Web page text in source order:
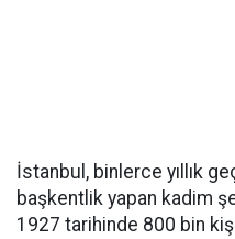
İstanbul, binlerce yıllık
başkentlik yapan kadim
1927 tarihinde 800 bin